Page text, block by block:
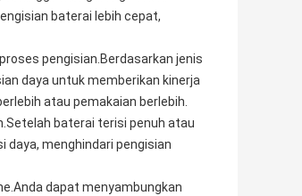
baterai lebih cepat,
pengisian.Berdasarkan jenis
daya untuk memberikan kinerja
atau pemakaian berlebih.
baterai terisi penuh atau
menghindari pengisian
dapat menyambungkan